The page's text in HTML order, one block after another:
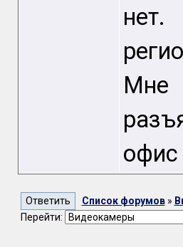
нет.
Мне
офис
Список форумов»
Перейти: